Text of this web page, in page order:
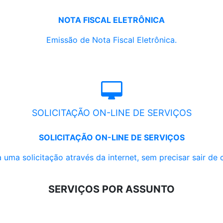
NOTA FISCAL ELETRÔNICA
Emissão de Nota Fiscal Eletrônica.
SOLICITAÇÃO ON-LINE DE SERVIÇOS
SOLICITAÇÃO ON-LINE DE SERVIÇOS
uma solicitação através da internet, sem precisar sair de
SERVIÇOS POR ASSUNTO